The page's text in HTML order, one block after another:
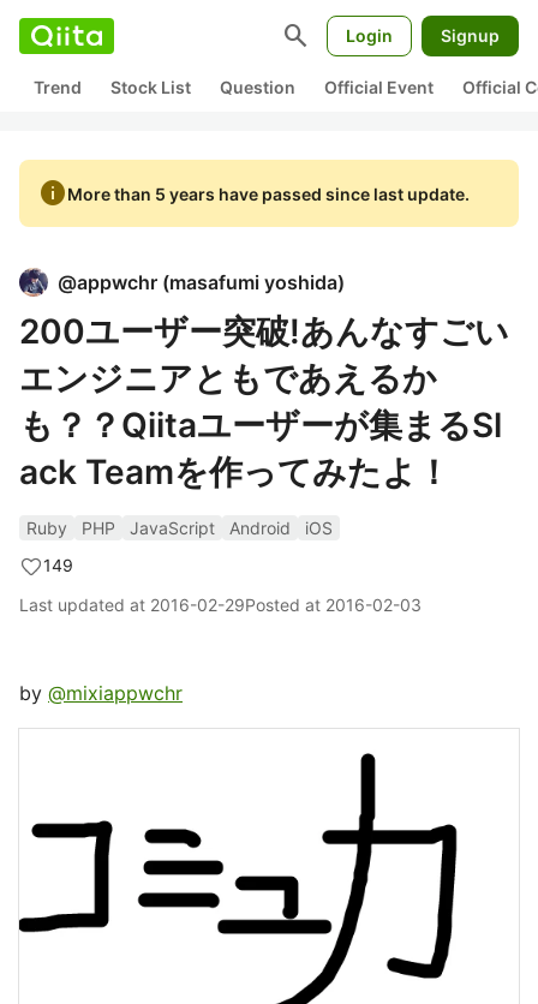
search Login Signup
Trend Stock List Question Official Event Official
infoMore than 5 years have passed since last update.
@appwchr (masafumi yoshida)
200ユーザー突破!あんなすごい
エンジニアともであえるか
も？？Qiitaユーザーが集まるSl
ack Teamを作ってみたよ！
Ruby PHP JavaScript Android
iOS
149
Last updated at 2016-02-29Posted at 2016-02-03
by @mixiappwchr